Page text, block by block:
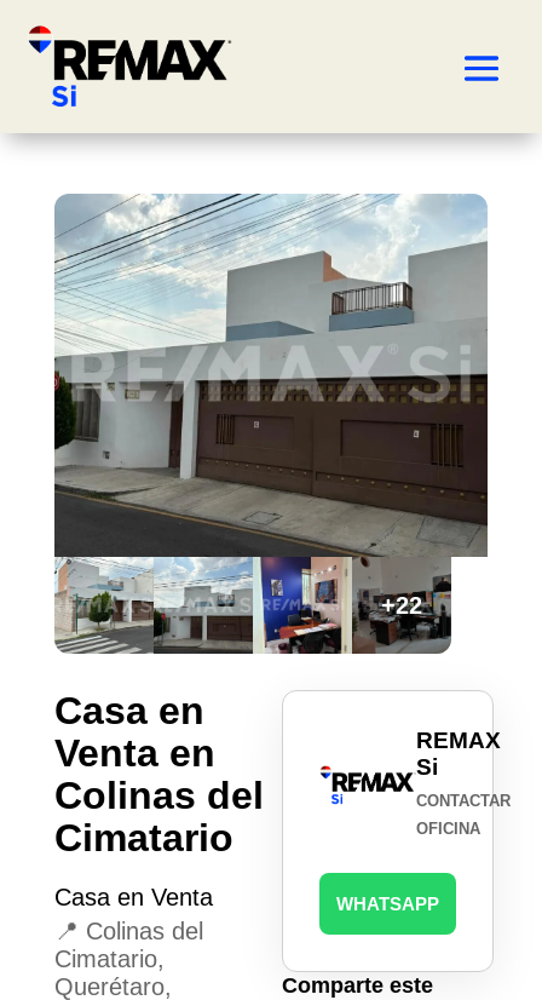
+22
Casa en
Venta en
Colinas del
Cimatario
Casa en Venta
📍 Colinas del
Cimatario,
Querétaro,
REMAX
Si
CONTACTAR
OFICINA
WHATSAPP
Comparte este